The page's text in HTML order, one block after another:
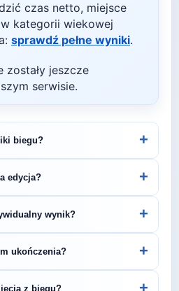
czas netto, miejsce
kategorii wiekowej
sprawdź pełne wyniki.
zostały jeszcze
serwisie.
biegu? +
na platformach takich jak
czy MarathonSport.
edycja? +
lub ZawodyBiegowe.pl,
kolejnej edycji Bieg
wynik? +
pomiarowej podanej na
zawierają czas brutto i
ukończenia? +
z biegu?